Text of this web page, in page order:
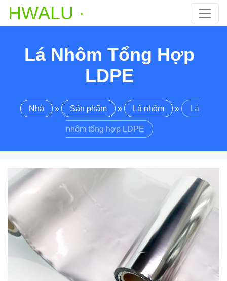
HWALU ·
Lá Nhôm Tổng Hợp
LDPE
Nhà » Sản phẩm » Lá nhôm » Lá
nhôm tổng hợp LDPE